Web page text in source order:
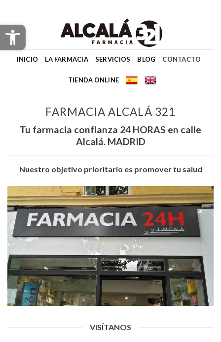
Abrir barra de herramientas
content
INICIO LA FARMACIA SERVICIOS BLOG CONTACTO
TIENDA ONLINE
FARMACIA ALCALÁ 321
Tu farmacia confianza 24 HORAS en calle
Alcalá. MADRID
Nuestro objetivo prioritario es promover tu salud
VISÍTANOS